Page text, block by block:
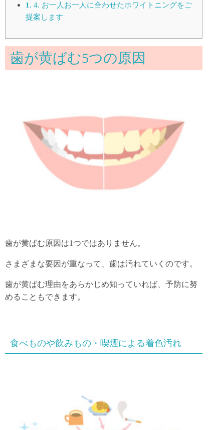
4. お一人お一人に合わせたホワイトニングをご
提案します
歯が黄ばむ5つの原因
歯が黄ばむ原因は1つではありません。
さまざまな要因が重なって、歯は汚れていくのです。
歯が黄ばむ理由をあらかじめ知っていれば、予防に努
めることもできます。
食べものや飲みもの・喫煙による着色汚れ